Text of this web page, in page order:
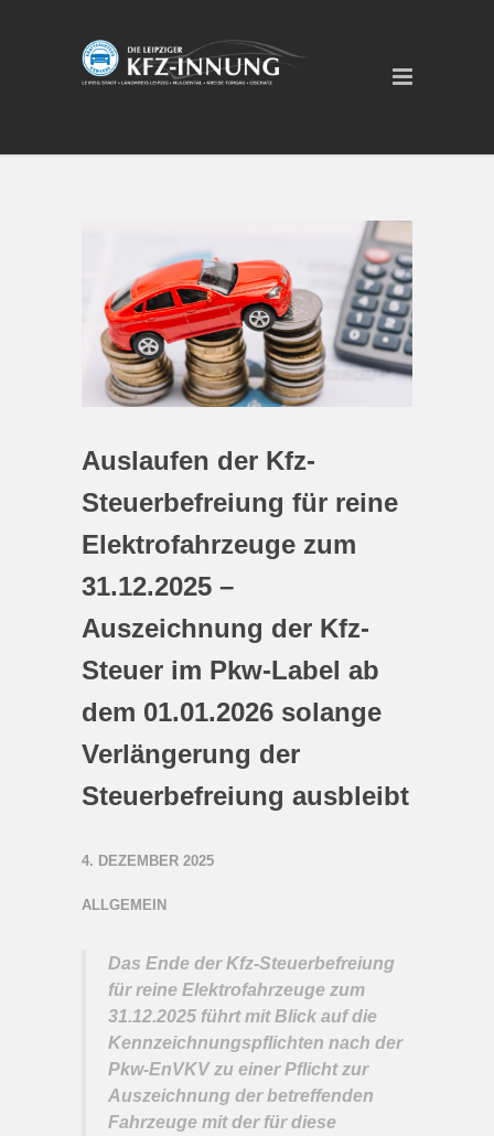
Auslaufen der Kfz-
Steuerbefreiung für reine
Elektrofahrzeuge zum
31.12.2025 –
Auszeichnung der Kfz-
Steuer im Pkw-Label ab
dem 01.01.2026 solange
Verlängerung der
Steuerbefreiung ausbleibt
4. DEZEMBER 2025
ALLGEMEIN
Das Ende der Kfz-Steuerbefreiung
für reine Elektrofahrzeuge zum
31.12.2025 führt mit Blick auf die
Kennzeichnungspflichten nach der
Pkw-EnVKV zu einer Pflicht zur
Auszeichnung der betreffenden
Fahrzeuge mit der für diese